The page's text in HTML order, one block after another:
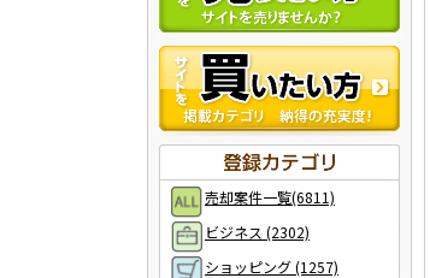
売却案件一覧(6811)
ビジネス (2302)
ショッピング (1257)